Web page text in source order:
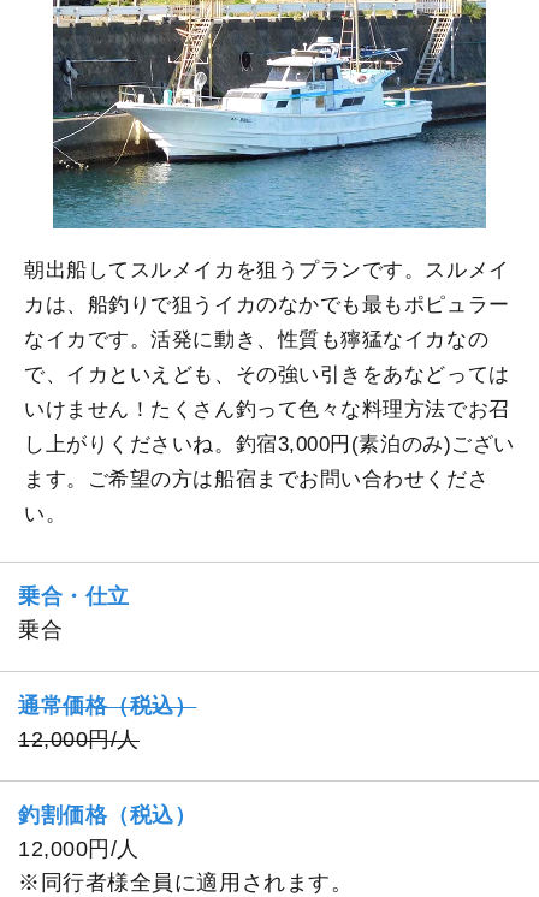
朝出船してスルメイカを狙うプランです。スルメイ
カは、船釣りで狙うイカのなかでも最もポピュラー
なイカです。活発に動き、性質も獰猛なイカなの
で、イカといえども、その強い引きをあなどっては
いけません！たくさん釣って色々な料理方法でお召
し上がりくださいね。釣宿3,000円(素泊のみ)ござい
ます。ご希望の方は船宿までお問い合わせくださ
い。
乗合・仕立
乗合
通常価格（税込）
12,000円/人
釣割価格（税込）
12,000円/人
※同行者様全員に適用されます。